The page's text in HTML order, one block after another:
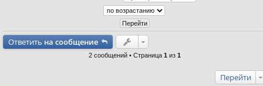
Ответить на сообщение
2 сообщений • Страница 1 из 1
Перейти